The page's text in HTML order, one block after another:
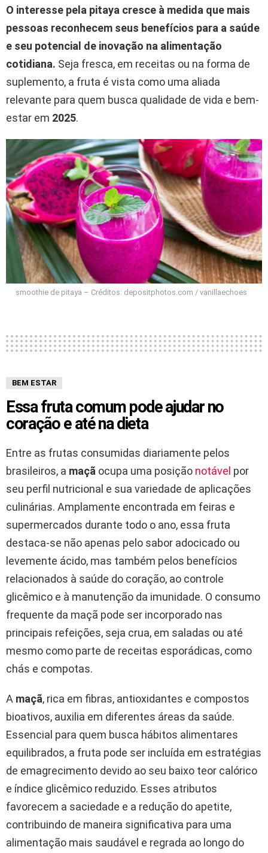
O interesse pela pitaya cresce à medida que mais
pessoas reconhecem seus benefícios para a saúde
e seu potencial de inovação na alimentação
cotidiana. Seja fresca, em receitas ou na forma de
suplemento, a fruta é vista como uma aliada
relevante para quem busca qualidade de vida e bem-
estar em 2025.
smoothie de pitaya – Créditos: depositphotos.com / vanillaechoes
BEM ESTAR
Essa fruta comum pode ajudar no
coração e até na dieta
Entre as frutas consumidas diariamente pelos
brasileiros, a maçã ocupa uma posição notável por
seu perfil nutricional e sua variedade de aplicações
culinárias. Amplamente encontrada em feiras e
supermercados durante todo o ano, essa fruta
destaca-se não apenas pelo sabor adocicado ou
levemente ácido, mas também pelos benefícios
relacionados à saúde do coração, ao controle
glicêmico e à manutenção da imunidade. O consumo
frequente da maçã pode ser incorporado nas
principais refeições, seja crua, em saladas ou até
mesmo como parte de receitas esporádicas, como
chás e compotas.
A maçã, rica em fibras, antioxidantes e compostos
bioativos, auxilia em diferentes áreas da saúde.
Essencial para quem busca hábitos alimentares
equilibrados, a fruta pode ser incluída em estratégias
de emagrecimento devido ao seu baixo teor calórico
e índice glicêmico reduzido. Esses atributos
favorecem a saciedade e a redução do apetite,
contribuindo de maneira significativa para uma
alimentação mais saudável e regrada ao longo do